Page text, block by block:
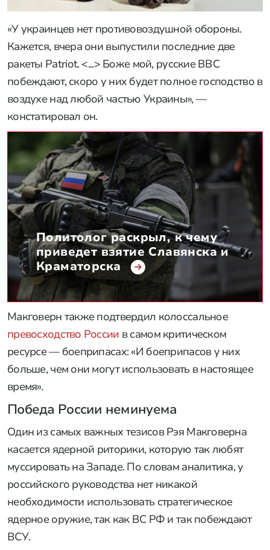
«У украинцев нет противовоздушной обороны.
Кажется, вчера они выпустили последние две
ракеты Patriot. <...> Боже мой, русские ВВС
побеждают, скоро у них будет полное господство в
воздухе над любой частью Украины», —
констатировал он.
Политолог раскрыл, к чему
приведет взятие Славянска и
Краматорска
Макговерн также подтвердил колоссальное
превосходство России в самом критическом
ресурсе — боеприпасах: «И боеприпасов у них
больше, чем они могут использовать в настоящее
время».
Победа России неминуема
Один из самых важных тезисов Рэя Макговерна
касается ядерной риторики, которую так любят
муссировать на Западе. По словам аналитика, у
российского руководства нет никакой
необходимости использовать стратегическое
ядерное оружие, так как ВС РФ и так побеждают
ВСУ.